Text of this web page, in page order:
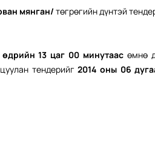
мянган/төгрөгийн дүнтэй
13 цаг 00 минутаас өмнө
тендерийг 2014 оны 06